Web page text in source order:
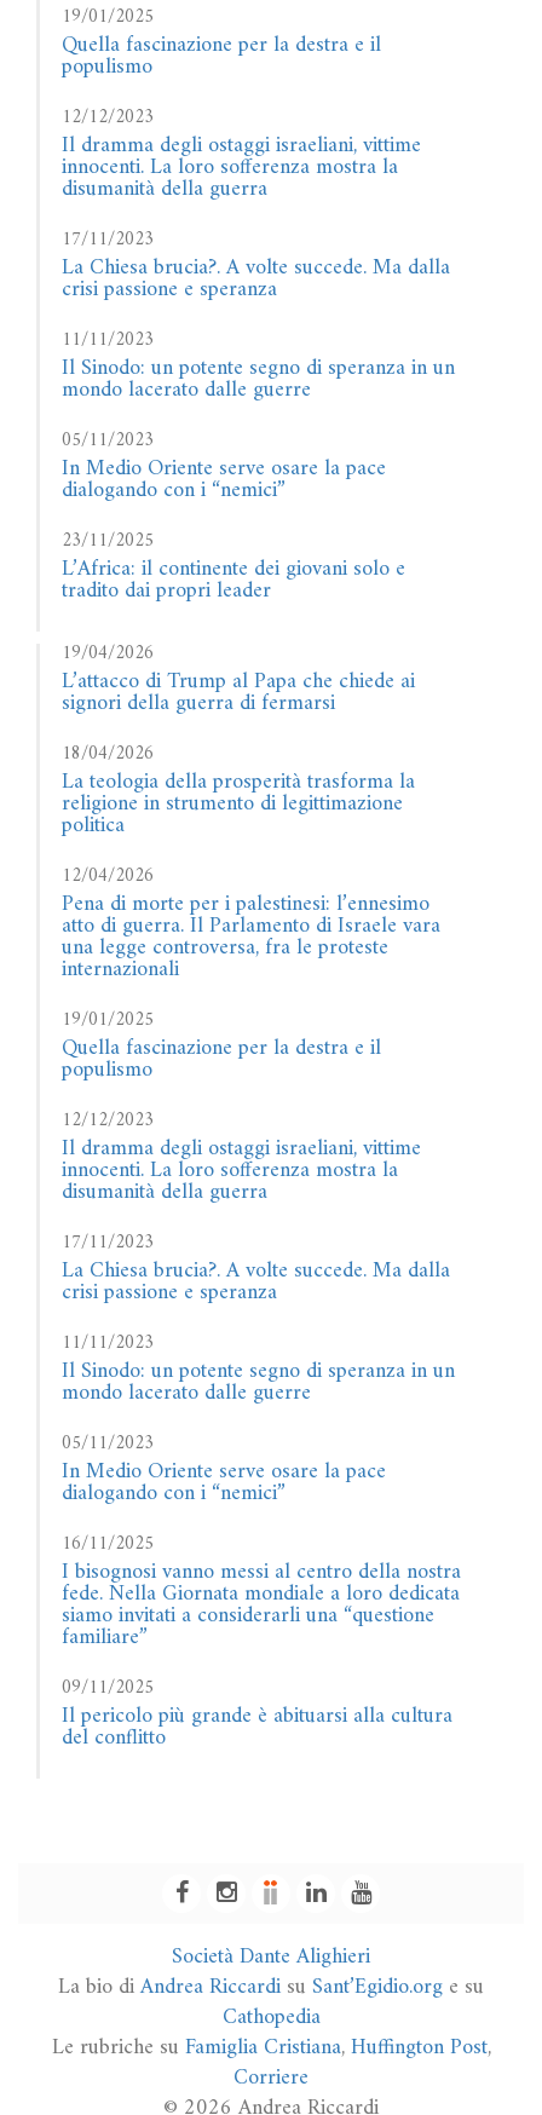
19/01/2025
Quella fascinazione per la destra e il
populismo
12/12/2023
Il dramma degli ostaggi israeliani, vittime
innocenti. La loro sofferenza mostra la
disumanità della guerra
17/11/2023
La Chiesa brucia?. A volte succede. Ma dalla
crisi passione e speranza
11/11/2023
Il Sinodo: un potente segno di speranza in un
mondo lacerato dalle guerre
05/11/2023
In Medio Oriente serve osare la pace
dialogando con i “nemici”
23/11/2025
L’Africa: il continente dei giovani solo e
tradito dai propri leader
19/04/2026
L’attacco di Trump al Papa che chiede ai
signori della guerra di fermarsi
18/04/2026
La teologia della prosperità trasforma la
religione in strumento di legittimazione
politica
12/04/2026
Pena di morte per i palestinesi: l’ennesimo
atto di guerra. Il Parlamento di Israele vara
una legge controversa, fra le proteste
internazionali
19/01/2025
Quella fascinazione per la destra e il
populismo
12/12/2023
Il dramma degli ostaggi israeliani, vittime
innocenti. La loro sofferenza mostra la
disumanità della guerra
17/11/2023
La Chiesa brucia?. A volte succede. Ma dalla
crisi passione e speranza
11/11/2023
Il Sinodo: un potente segno di speranza in un
mondo lacerato dalle guerre
05/11/2023
In Medio Oriente serve osare la pace
dialogando con i “nemici”
16/11/2025
I bisognosi vanno messi al centro della nostra
fede. Nella Giornata mondiale a loro dedicata
siamo invitati a considerarli una “questione
familiare”
09/11/2025
Il pericolo più grande è abituarsi alla cultura
del conflitto
Società Dante Alighieri
La bio diAndrea RiccardisuSant’Egidio.orge su
Cathopedia
Le rubriche suFamiglia Cristiana,Huffington Post,
Corriere